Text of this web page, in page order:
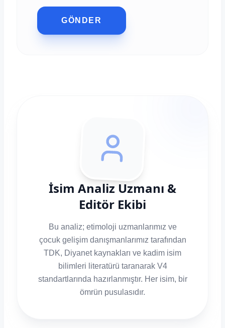
GÖNDER
İsim Analiz Uzmanı &
Editör Ekibi
Bu analiz; etimoloji uzmanlarımız ve
çocuk gelişim danışmanlarımız tarafından
TDK, Diyanet kaynakları ve kadim isim
bilimleri literatürü taranarak V4
standartlarında hazırlanmıştır. Her isim, bir
ömrün pusulasıdır.